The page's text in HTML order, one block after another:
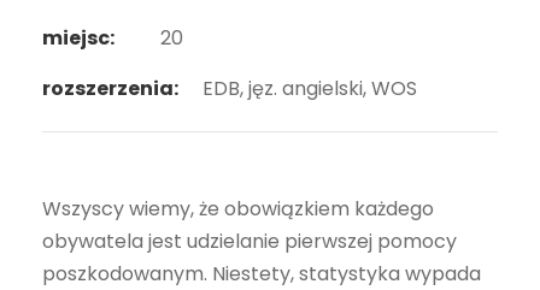
miejsc:
20
rozszerzenia:
EDB, jęz. angielski, WOS
Wszyscy wiemy, że obowiązkiem każdego
obywatela jest udzielanie pierwszej pomocy
poszkodowanym. Niestety, statystyka wypada